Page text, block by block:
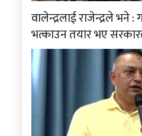
वालेन्द्रलाई राजेन्द्रले भने
भत्काउन तयार भए